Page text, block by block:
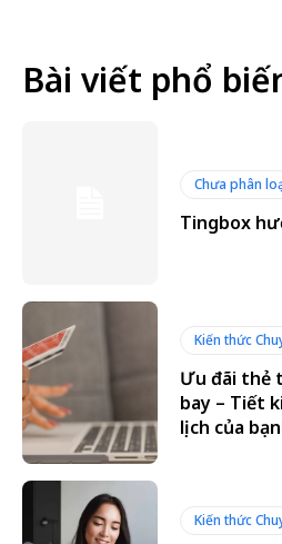
Bài viết phổ
Chưa phân
Tingbox
Kiến thức
Ưu đãi thẻ
bay – Tiết
lịch của
Kiến thức